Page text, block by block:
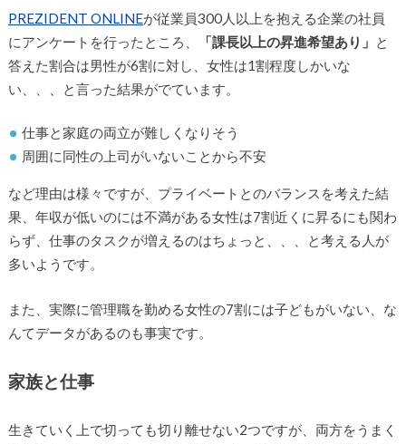
PREZIDENT ONLINEが従業員300人以上を抱える企業の社員
にアンケートを行ったところ、
「課長以上の昇進希望あり」 と
答えた割合は男性が6割に対し、女性は1割程度しかいな
い、、、と言った結果がでています。
仕事と家庭の両立が難しくなりそう
周囲に同性の上司がいないことから不安
など理由は様々ですが、プライベートとのバランスを考えた結
果、年収が低いのには不満がある女性は7割近くに昇るにも関わ
らず、仕事のタスクが増えるのはちょっと、、、と考える人が
多いようです。
また、実際に管理職を勤める女性の7割には子どもがいない、な
んてデータがあるのも事実です。
家族と仕事
生きていく上で切っても切り離せない2つですが、両方をうまく